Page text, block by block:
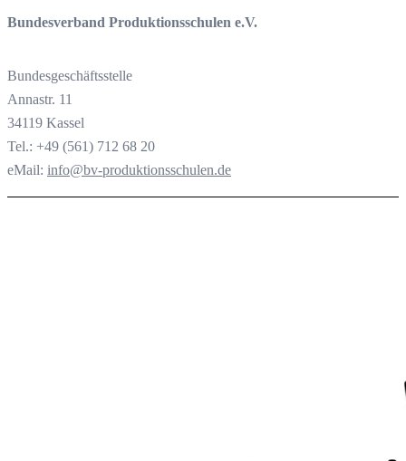
Bundesverband Produktionsschulen e.V.
Bundesgeschäftsstelle
Annastr. 11
34119 Kassel
Tel.: +49 (561) 712 68 20
eMail: info@bv-produktionsschulen.de